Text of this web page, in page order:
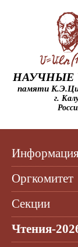
НАУЧНЫЕ
памяти
г.
Оргкомитет
Секции
Чтения-